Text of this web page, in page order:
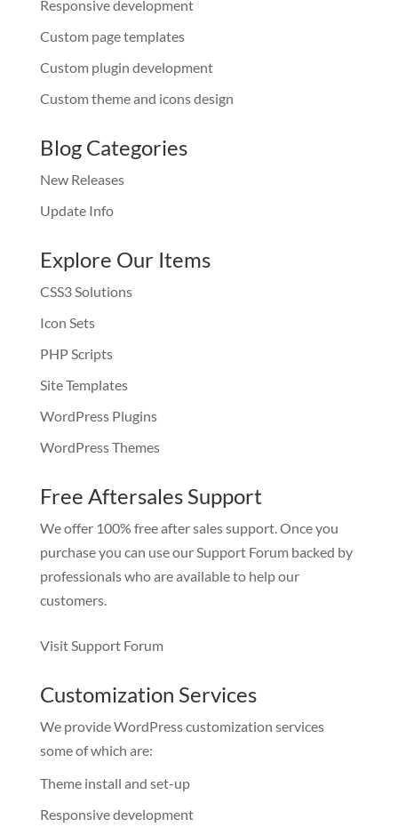
Responsive development
Custom page templates
Custom plugin development
Custom theme and icons design
Blog Categories
New Releases
Update Info
Explore Our Items
CSS3 Solutions
Icon Sets
PHP Scripts
Site Templates
WordPress Plugins
WordPress Themes
Free Aftersales Support
We offer 100% free after sales support. Once you
purchase you can use ourSupport Forumbacked by
professionals who are available to help our
customers.
Visit Support Forum
Customization Services
We provide WordPress customization services
some of which are:
Theme install and set-up
Responsive development